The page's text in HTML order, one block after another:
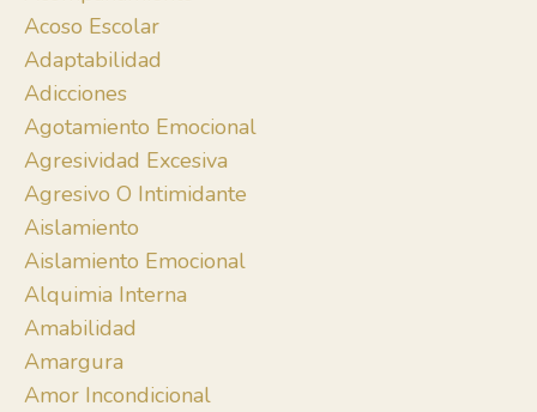
Acoso Escolar
Adaptabilidad
Adicciones
Agotamiento Emocional
Agresividad Excesiva
Agresivo O Intimidante
Aislamiento
Aislamiento Emocional
Alquimia Interna
Amabilidad
Amargura
Amor Incondicional